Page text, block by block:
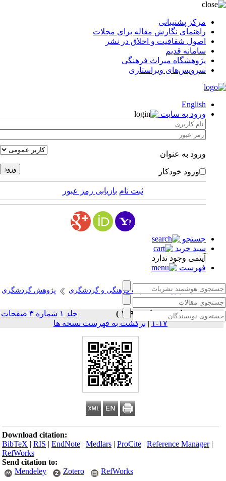
مرکز پشتیبانی
راهنمای نگارش مقاله برای مجلات
اصول شفافیت و اخلاق در نشر
سامانه قدیم
پژوهشگاه میراث فرهنگی
سرویس‌های ویراستاری
English
ورود به سایت
ورود به عنوان
ورود خودکار
ثبت نام بازیابی رمز عبور
جستجو
سبد خرید
آیتمی وجود ندارد
فهرست
انتشارات پژوهشگاه میراث فرهنگی و گردشگری پژوهش گردشگری
دوره ۱، شماره ۳ - ( پاییز ۱۳۹۸ )
جلد ۱ شماره ۳ صفحات
۱۷-۱
|برگشت به فهرست نسخه ها
Download citation:
BibTeX |RIS |EndNote |Medlars |ProCite |Reference Manager
RefWorks
Send citation to:
Mendeley
Zotero RefWorks